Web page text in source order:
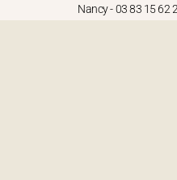
Nancy -03 83 15 62